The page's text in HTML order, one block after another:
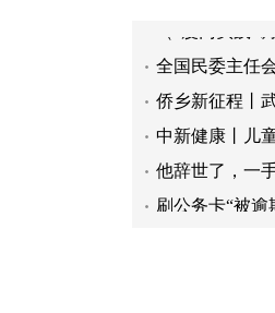
市会客厅” 民
全国民委主任
侨乡新征程丨
变 希望做特教
中新健康丨儿
速太快吗？
他辞世了，一
刷公务卡“被